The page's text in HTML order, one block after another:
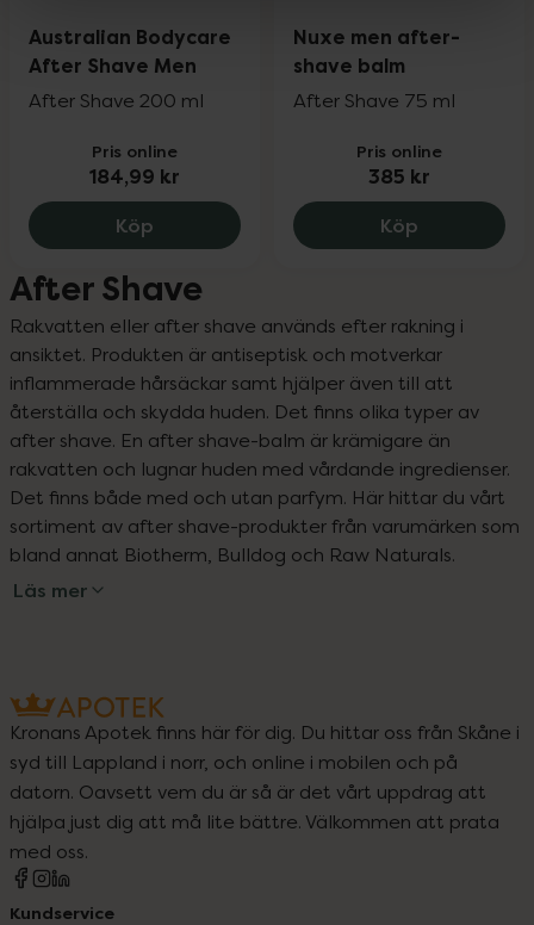
Australian Bodycare
After Shave Men
After Shave 200 ml
Pris online
184,99 kr
Köp Australian Bodycare After Shave Men,
Nuxe men after-
shave balm
After Shave 75 ml
Pris online
385 kr
Köp Nuxe men
After Shave
Rakvatten eller after shave används efter rakning i
ansiktet. Produkten är antiseptisk och motverkar
inflammerade hårsäckar samt hjälper även till att
återställa och skydda huden. Det finns olika typer av
after shave. En after shave-balm är krämigare än
rakvatten och lugnar huden med vårdande ingredienser.
Det finns både med och utan parfym. Här hittar du vårt
sortiment av after shave-produkter från varumärken som
bland annat Biotherm, Bulldog och Raw Naturals.
Läs mer
Kronans Apotek finns här för dig. Du hittar oss från Skåne i
syd till Lappland i norr, och online i mobilen och på
datorn. Oavsett vem du är så är det vårt uppdrag att
hjälpa just dig att må lite bättre. Välkommen att prata
med oss.
Kundservice